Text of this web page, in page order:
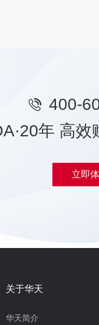
400-
年 高
立即
关于华天
华天简介